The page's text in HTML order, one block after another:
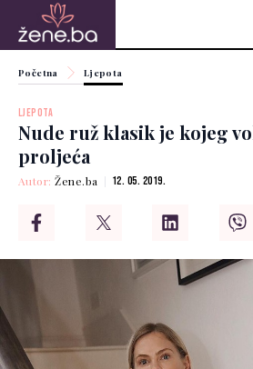
Početna Ljepota
LJEPOTA
Nude ruž klasik je kojeg
proljeća
Autor:Žene.ba 12. 05. 2019.